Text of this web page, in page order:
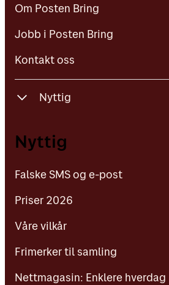
Om Posten Bring
Jobb i Posten Bring
Kontakt oss
Nyttig
Falske SMS og e-post
Nyttig
Falske SMS og e-post
Priser 2026
Våre vilkår
Frimerker til samling
Nettmagasin: Enklere hverdag